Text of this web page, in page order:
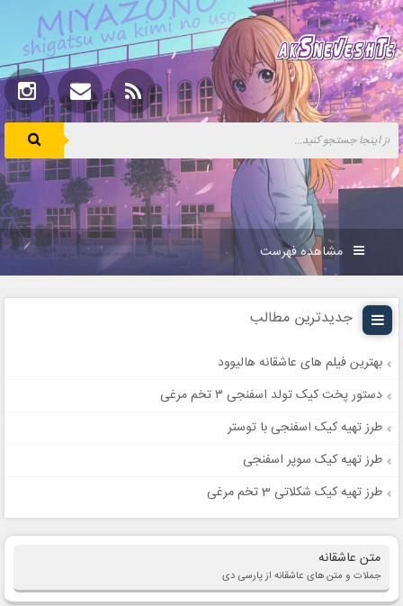
مشاهده فهرست
جدیدترین مطالب
بهترین فیلم های عاشقانه هالیوود
دستور پخت کیک تولد اسفنجی ۳ تخم مرغی
طرز تهیه کیک اسفنجی با توستر
طرز تهیه کیک سوپر اسفنجی
طرز تهیه کیک شکلاتی 3 تخم مرغی
متن عاشقانه
جملات و متن های عاشقانه از پارسی دی